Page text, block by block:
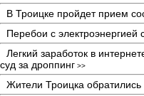
В Троицке пройдет прием
Перебои с электроэнергией
Легкий заработок в
суд за дроппинг >>
Жители Троицка обратились